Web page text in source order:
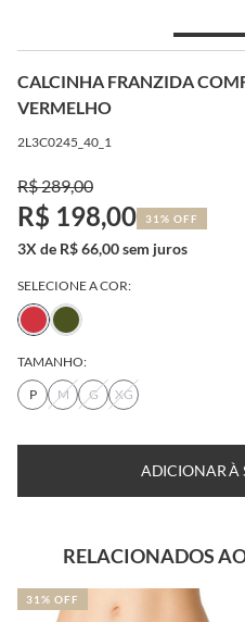
CALCINHA FRANZIDA
VERMELHO
2L3C0245_40_1
R$ 289,00
R$ 198,00 31% OFF
3X de R$ 66,00 sem juros
SELECIONE A COR:
TAMANHO:
P
M G XG
RELACIONADOS